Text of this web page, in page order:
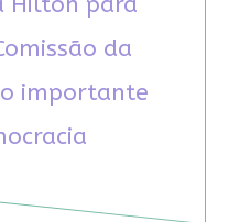
da
importante